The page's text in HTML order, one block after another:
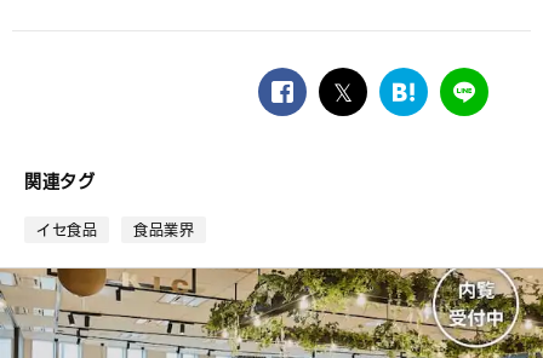
facebook
twitter
は
ー
ク
LINE
関連タグ
イセ食品 食品業界